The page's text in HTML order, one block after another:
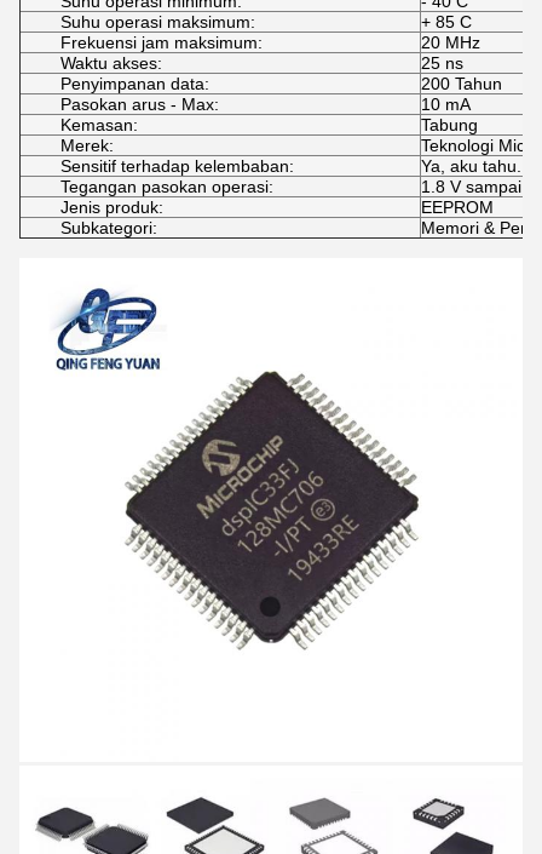
Suhu operasi maksimum:
+ 85 C
Frekuensi jam maksimum:
20 MHz
Waktu akses:
25 ns
Penyimpanan data:
200 Tahun
Pasokan arus - Max:
10 mA
Kemasan:
Tabung
Merek:
Teknologi
Sensitif terhadap kelembaban:
Ya, aku tahu.
Tegangan pasokan operasi:
1.8 V sampai
Jenis produk:
EEPROM
Subkategori:
Memori &